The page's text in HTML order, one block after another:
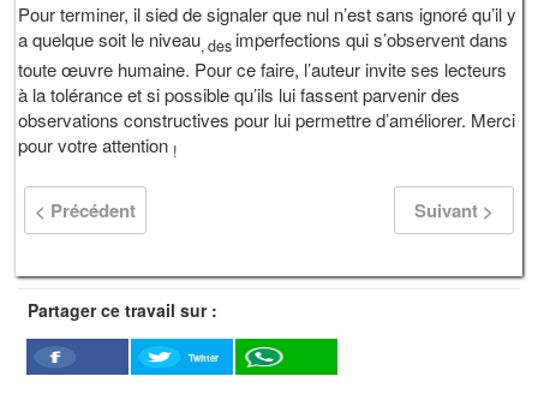
Pour terminer, il sied de signaler que nul n’est sans ignoré qu’il y
a quelque soit le niveau, des imperfections qui s’observent dans
toute œuvre humaine. Pour ce faire, l’auteur invite ses lecteurs
à la tolérance et si possible qu’ils lui fassent parvenir des
observations constructives pour lui permettre d’améliorer. Merci
pour votre attention !
< Précédent Suivant >
Partager ce travail sur :
Facebook
Twitter